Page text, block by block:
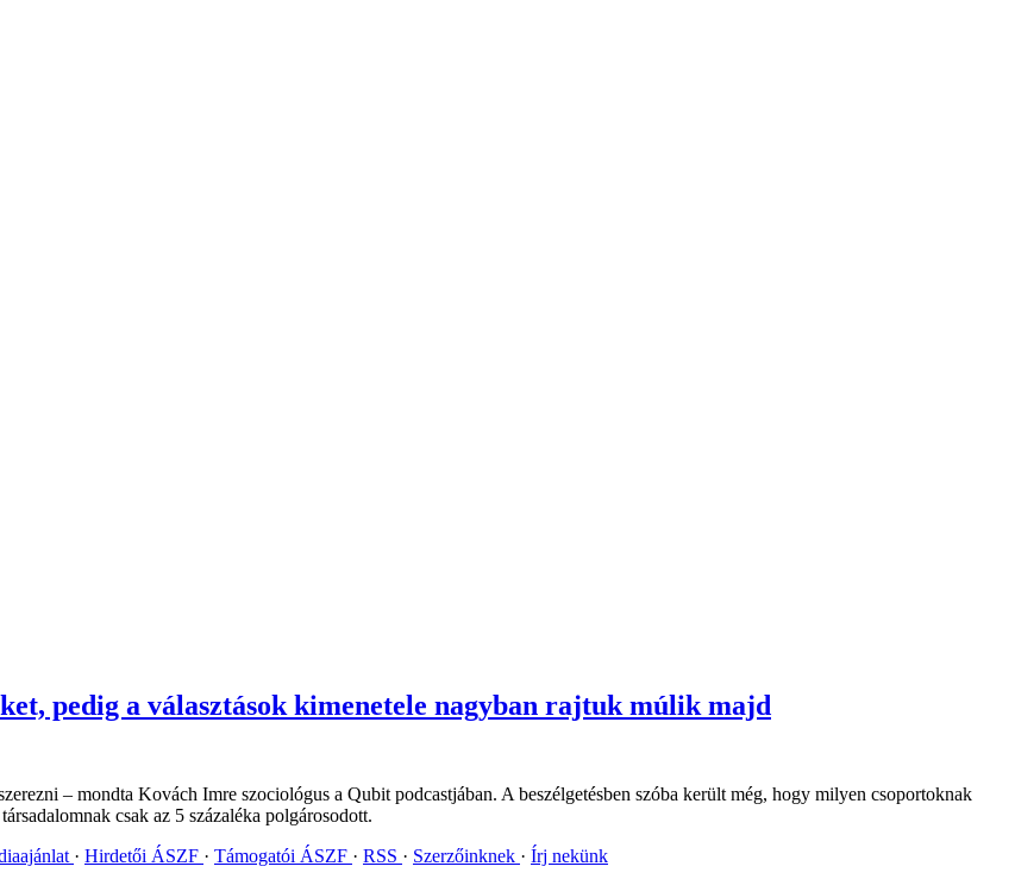
pedig a választások kimenetele nagyban rajtuk múlik majd
– mondta Kovách Imre szociológus a Qubit podcastjában. A beszélgetésben szóba került még, hogy milyen csoportoknak
csak az 5 százaléka polgárosodott.
Hirdetői ÁSZF Támogatói ÁSZF RSS Szerzőinknek Írj nekünk